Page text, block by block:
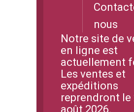
nous
Notre site de
en ligne est
actuellement
Les ventes et
expéditions
reprendront le
août 2026.